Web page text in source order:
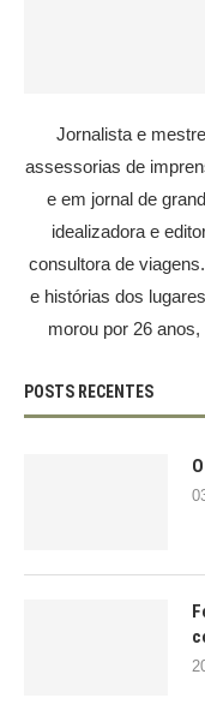
Jornalista e
assessorias de
e em jornal de
idealizadora e
consultora de
e histórias dos
morou por 26
POSTS RECENTES